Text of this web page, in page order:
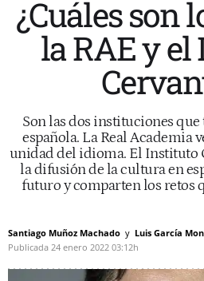
¿Cuáles son
la RAE y
Son las dos instituciones
española. La Real Academia
unidad del idioma. El Instituto
la difusión de la cultura en
futuro y comparten los retos
Santiago Muñoz Machado
Luis García
Publicada 24 enero 2022 03:12h